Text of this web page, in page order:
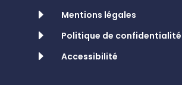
E
Mentions légales
E Politique de confidentialité
E Accessibilité